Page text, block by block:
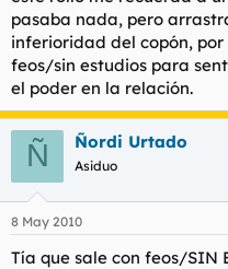
e
m
pasaba nada, pero
inferioridad del copón,
feos/sin estudios para
el poder en la relación.
Ñ Ñordi Urtado
Asiduo
8 May 2010
Tía que sale con feos/SIN